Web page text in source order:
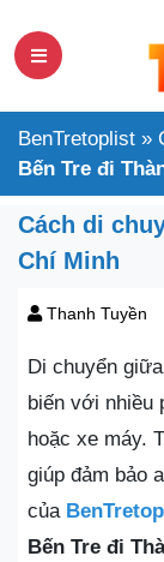
BenTretoplist »
Bến Tre đi
Cách di
Chí Minh
Thanh Tuyền
Di chuyển
biến với nhiều
hoặc xe máy.
giúp đảm bảo
của
Bến Tre đi